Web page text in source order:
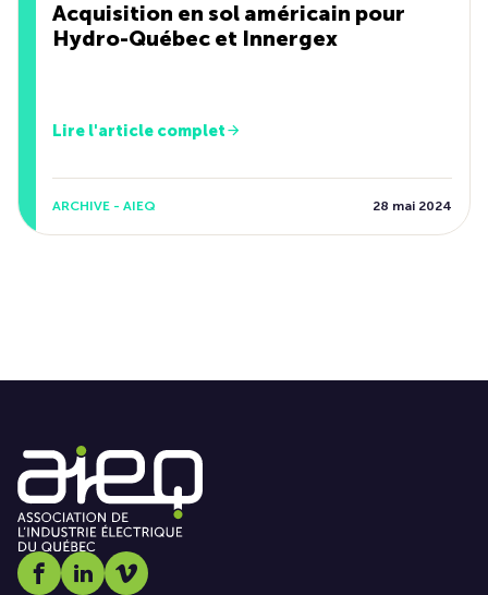
Acquisition en sol américain pour
Hydro-Québec et Innergex
Lire l'article complet
ARCHIVE - AIEQ 28 mai 2024
Social media link icon-facebook
Social media link icon-linkedin
Social media link icon-vimeo